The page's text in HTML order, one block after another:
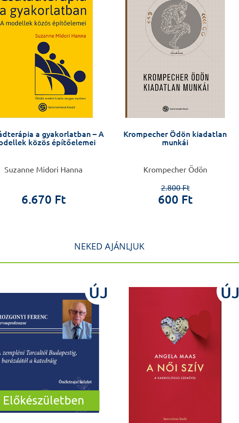
a gyakorlatban – A
közös építőelemei
Suzanne Midori Hanna
6.670 Ft
Krompecher Ödön kiadatlan
munkái
Krompecher Ödön
2.800 Ft
600 Ft
NEKED AJÁNLJUK
ÚJ
Előkészületben
ÚJ